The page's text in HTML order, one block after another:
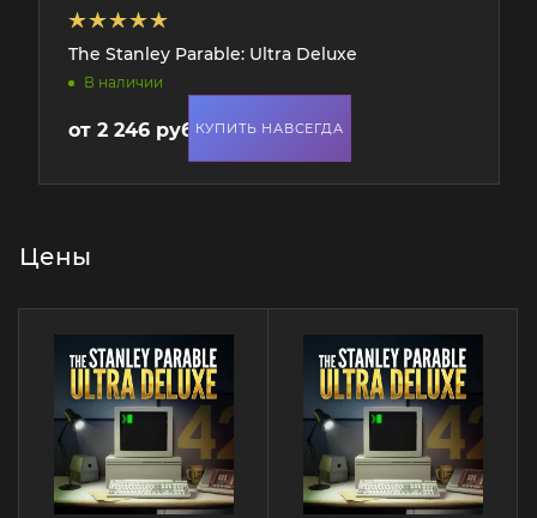
The Stanley Parable: Ultra Deluxe
В наличии
от 2 246 руб.КУПИТЬ НАВСЕГДА
Цены